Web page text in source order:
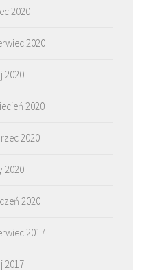
2020
2020
2020
2020
2020
2020
2020
2017
2017